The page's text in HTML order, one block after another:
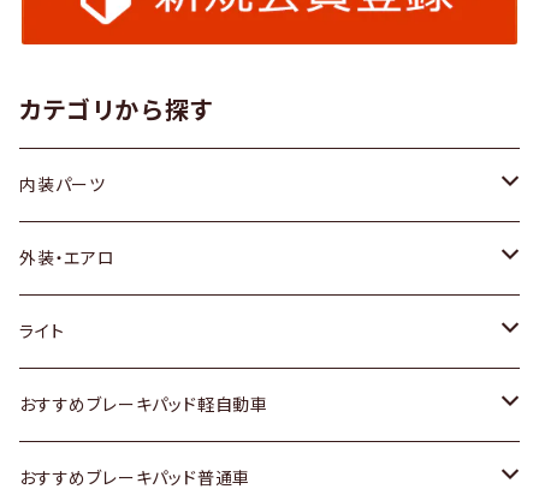
カテゴリから探す
内装パーツ
トヨタ
ホンダ
スズキ
日産
外装・エアロ
トヨタ
ホンダ
スズキ
ライト
トヨタ
スズキ
おすすめブレーキパッド軽自動車
トヨタ
おすすめブレーキパッド普通車